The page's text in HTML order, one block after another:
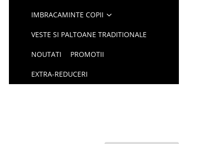
IMBRACAMINTE COPII
VESTE SI PALTOANE TRADITIONALE
NOUTATI PROMOTII
EXTRA-REDUCERI